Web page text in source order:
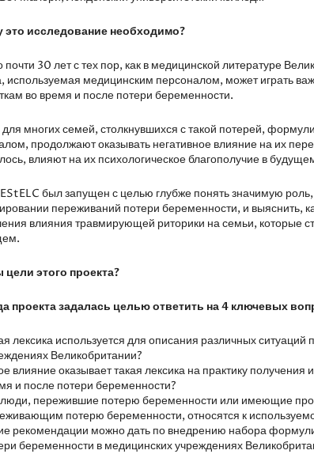
это исследование необходимо?
30 лет с тех пор, как в медицинской литературе
используемая медицинским персоналом, может играть
во время и после потери беременности.
многих семей, столкнувшихся с такой потерей,
продолжают оказывать негативное влияние на их
влияют на их психологическое благополучие в
был запущен с целью глубже понять значимую роль,
переживаний потери беременности, и выяснить,
влияния травмирующей риторики на семьи, которые
цели этого проекта?
проекта задалась целью ответить на 4 ключевых
лексика используется для описания различных
Великобритании?
влияние оказывает такая лексика на практику
и после потери беременности?
люди, пережившие потерю беременности или имеющие
потерю беременности, относятся к
рекомендации можно дать по внедрению набора
беременности в медицинских учреждениях